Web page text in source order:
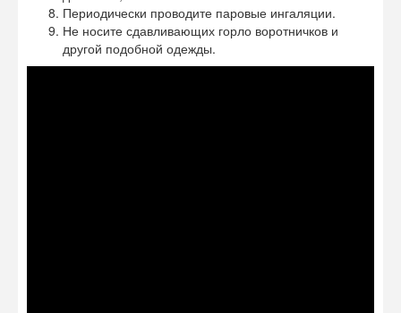
Периодически проводите паровые ингаляции.
Не носите сдавливающих горло воротничков и
другой подобной одежды.